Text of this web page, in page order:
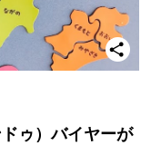
ゥ）バイヤーが